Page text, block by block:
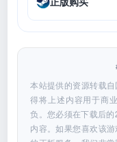
本站提供的资源转载
得将上述内容用于商
负。您必须在下载后
内容。如果您喜欢该